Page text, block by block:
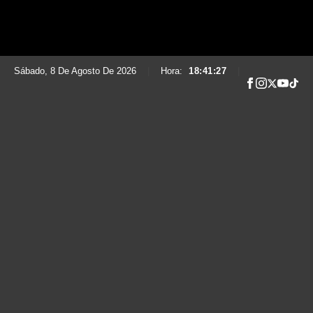
Sábado, 8 De Agosto De 2026 Hora: 18:41:29